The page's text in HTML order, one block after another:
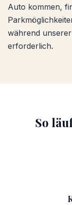
Auto kommen,
während
erforderlich.
So